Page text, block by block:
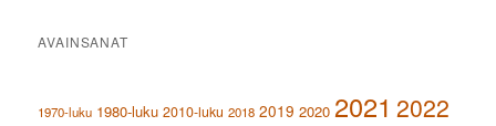
AVAINSANAT
1970-luku 1980-luku 2010-luku 2018 2019 2020 2021 2022